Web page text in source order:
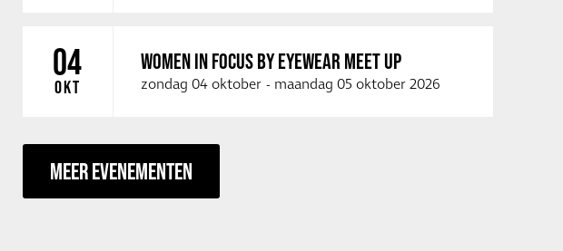
04
OKT
WOMEN IN FOCUS BY EYEWEAR MEET UP
zondag 04 oktober - maandag 05 oktober 2026
MEER EVENEMENTEN